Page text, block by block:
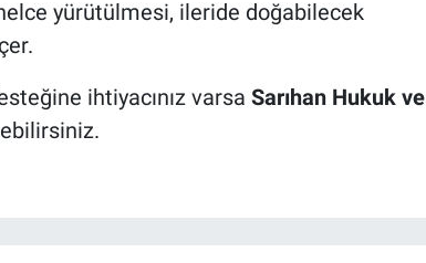
yürütülmesi, ileride doğabilecek
ihtiyacınız varsa Sarıhan Hukuk ve